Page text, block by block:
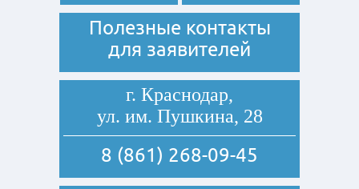
Полезные контакты
для заявителей
г. Краснодар,
ул. им. Пушкина, 28
8 (861) 268-09-45